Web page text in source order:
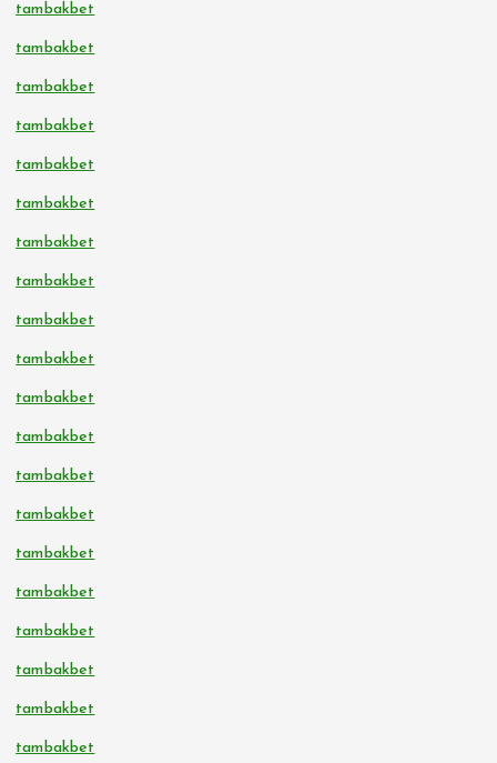
tambakbet
tambakbet
tambakbet
tambakbet
tambakbet
tambakbet
tambakbet
tambakbet
tambakbet
tambakbet
tambakbet
tambakbet
tambakbet
tambakbet
tambakbet
tambakbet
tambakbet
tambakbet
tambakbet
tambakbet